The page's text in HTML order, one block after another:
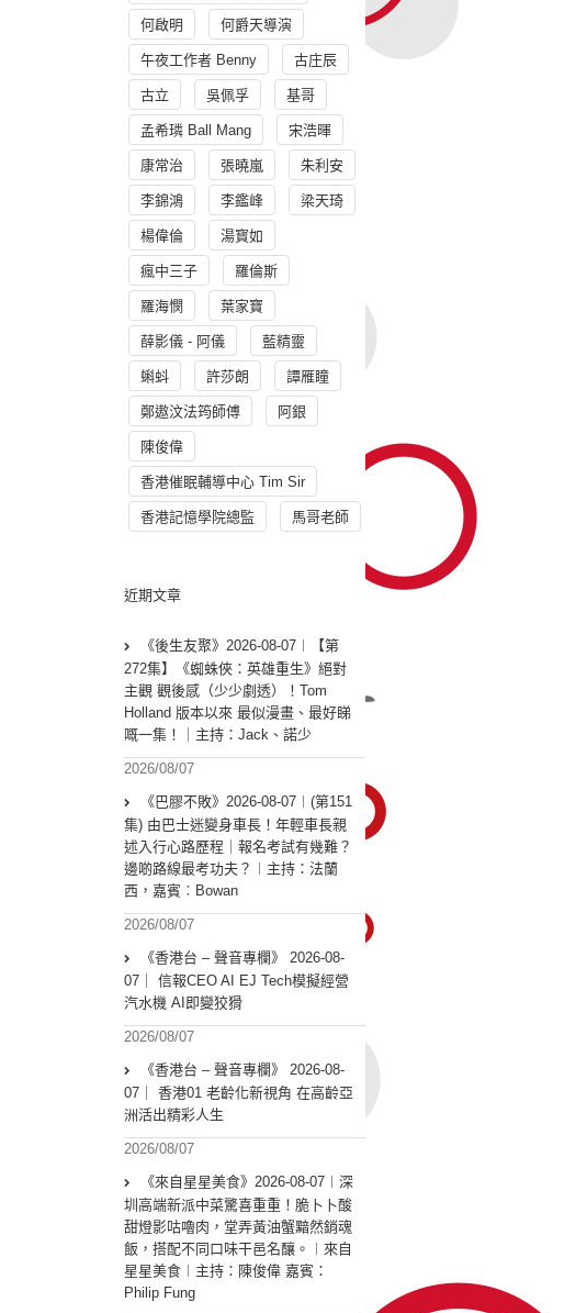
何啟明 何爵天導演
午夜工作者 Benny 古庄辰
古立 吳佩孚 基哥
孟希璘 Ball Mang 宋浩暉
康常治 張曉嵐 朱利安
李錦鴻 李鑑峰 梁天琦
楊偉倫 湯寳如
瘋中三子 羅倫斯
羅海憫 葉家寶
薛影儀 - 阿儀 藍精靈
蝌蚪 許莎朗 譚雁瞳
鄭遨汶法筠師傅 阿銀
陳俊偉
香港催眠輔導中心 Tim Sir
香港記憶學院總監 馬哥老師
近期文章
《後生友聚》2026-08-07︱【第
272集】《蜘蛛俠：英雄重生》絕對
主觀 觀後感（少少劇透）！Tom
Holland 版本以來 最似漫畫、最好睇
嘅一集！｜主持：Jack、諾少
2026/08/07
《巴膠不敗》2026-08-07︱(第151
集) 由巴士迷變身車長！年輕車長親
述入行心路歷程｜報名考試有幾難？
邊啲路線最考功夫？︱主持：法蘭
西，嘉賓︰Bowan
2026/08/07
《香港台 – 聲音專欄》 2026-08-
07｜ 信報CEO AI EJ Tech模擬經營
汽水機 AI即變狡猾
2026/08/07
《香港台 – 聲音專欄》 2026-08-
07｜ 香港01 老齡化新視角 在高齡亞
洲活出精彩人生
2026/08/07
《來自星星美食》2026-08-07︱深
圳高端新派中菜驚喜重重！脆卜卜酸
甜燈影咕嚕肉，堂弄黃油蟹黯然銷魂
飯，搭配不同口味干邑名釀。︱來自
星星美食︱主持：陳俊偉 嘉賓：
Philip Fung